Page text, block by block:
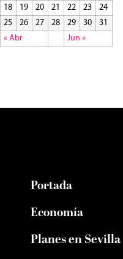
18
19 20 21 22 23
24
25
26 27 28 29 30
31
« Abr
Jun »
Portada
Economía
Planes en Sevilla